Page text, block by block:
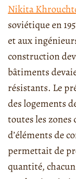
Nikita
soviétique en
et aux
construction
bâtiments
résistants. Le
des logements
toutes les
d’éléments de
permettait de
quantité,